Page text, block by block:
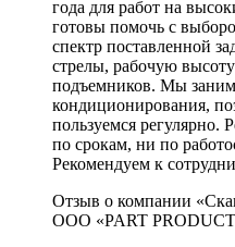
года для работ на
готовы помочь с
спектр поставленной
стрелы, рабочую
подъемников. Мы
кондиционирования,
пользуемся регулярно.
по срокам, ни по
Рекомендуем к
Отзыв о компании
ООО «PART